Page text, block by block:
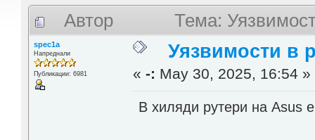
Автор Тема:
spec1a
Напреднали
Публикации: 6981
Уязвимости в
«-: May 30, 2025, 16:54 »
В хиляди рутери на Asus